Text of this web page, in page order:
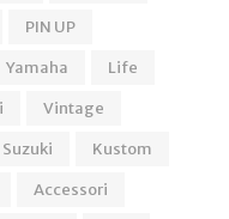
PIN UP
Yamaha
Life
Vintage
Suzuki
Kustom
Accessori